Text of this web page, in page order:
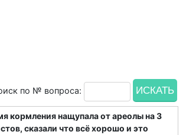
по № вопроса:
кормления нащупала от ареолы на 3
сказали что всё хорошо и это